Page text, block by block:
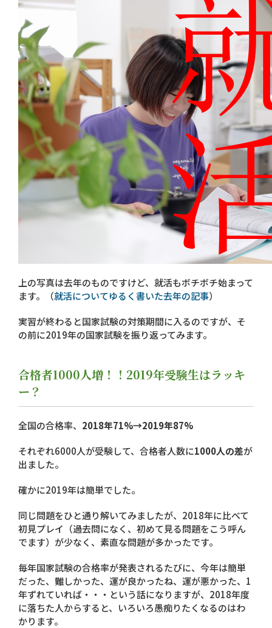
上の写真は去年のものですけど、就活もボチボチ始まって
ます。（就活についてゆるく書いた去年の記事）
実習が終わると国家試験の対策期間に入るのですが、そ
の前に2019年の国家試験を振り返ってみます。
合格者1000人増！！2019年受験生はラッキ
ー？
全国の合格率、 2018年71%→2019年87%
それぞれ6000人が受験して、合格者人数に1000人の差が
出ました。
確かに2019年は簡単でした。
同じ問題をひと通り解いてみましたが、2018年に比べて
初見プレイ（過去問になく、初めて見る問題をこう呼ん
でます）が少なく、素直な問題が多かったです。
毎年国家試験の合格率が発表されるたびに、今年は簡単
だった、難しかった、運が良かったね、運が悪かった、1
年ずれていれば・・・という話になりますが、2018年度
に落ちた人からすると、いろいろ愚痴りたくなるのはわ
かります。